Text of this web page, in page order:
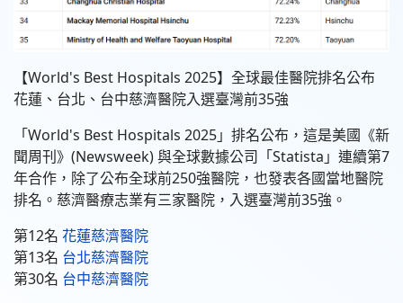
【World's Best Hospitals 2025】全球最佳醫院排名公布
花蓮、台北、台中慈濟醫院入選臺灣前35強
「World's Best Hospitals 2025」排名公布，這是美國《新
聞周刊》(Newsweek) 與全球數據公司「Statista」連續第7
年合作，除了公布全球前250強醫院，也發表各國當地醫院
排名。慈濟醫療志業有三家醫院，入選臺灣前35強。
第12名 花蓮慈濟醫院
第13名 台北慈濟醫院
第30名 台中慈濟醫院